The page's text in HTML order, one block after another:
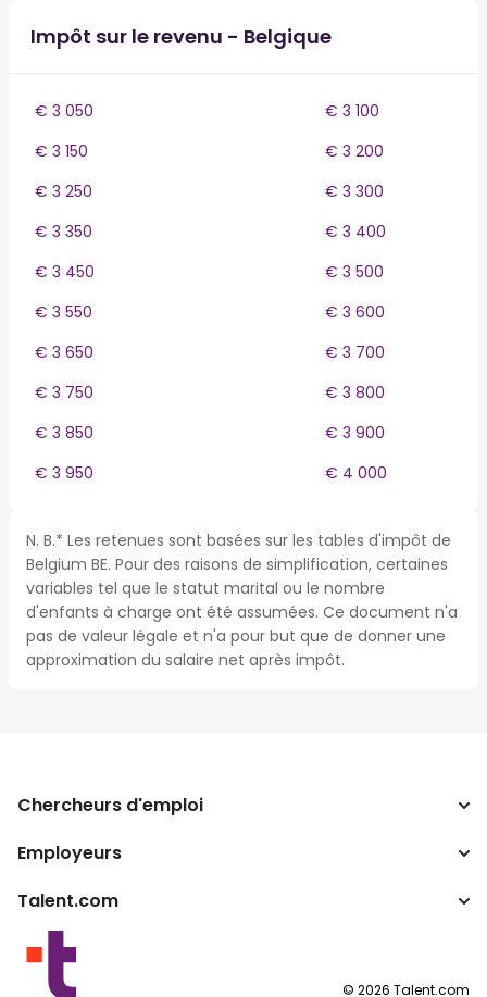
Impôt sur le revenu - Belgique
€ 3 050
€ 3 100
€ 3 150
€ 3 200
€ 3 250
€ 3 300
€ 3 350
€ 3 400
€ 3 450
€ 3 500
€ 3 550
€ 3 600
€ 3 650
€ 3 700
€ 3 750
€ 3 800
€ 3 850
€ 3 900
€ 3 950
€ 4 000
N. B.* Les retenues sont basées sur les tables d'impôt de
Belgium BE. Pour des raisons de simplification, certaines
variables tel que le statut marital ou le nombre
d'enfants à charge ont été assumées. Ce document n'a
pas de valeur légale et n'a pour but que de donner une
approximation du salaire net après impôt.
Chercheurs d'emploi
Recherche d'emploi
Convertisseur de salaire
Employeurs
Entreprises
Programmes partenaires
Talent.com
Autres pays
Conditions d’utilisation
© 2026 Talent.com